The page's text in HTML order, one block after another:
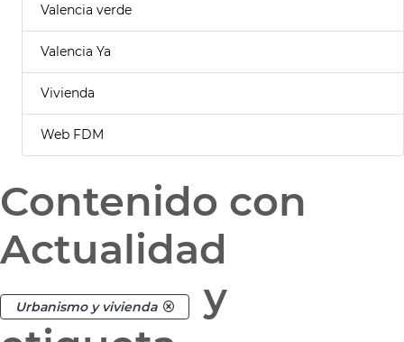
Valencia verde
Valencia Ya
Vivienda
Web FDM
Contenido con
Actualidad
Urbanismo y vivienda
y